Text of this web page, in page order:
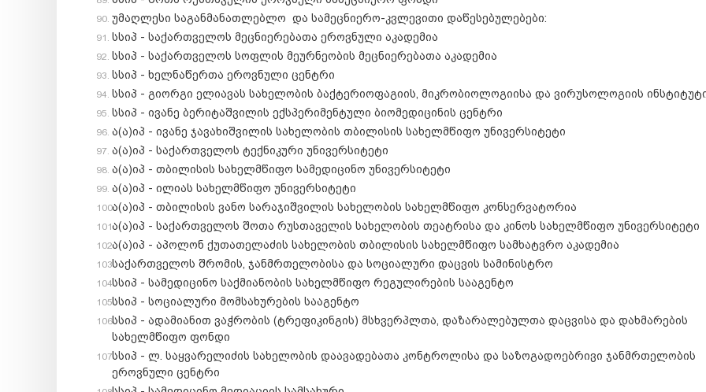
უმაღლესი საგანმანათლებლო და სამეცნიერო-კვლევითი დაწესებულებები:
სსიპ - საქართველოს მეცნიერებათა ეროვნული აკადემია
სსიპ - საქართველოს სოფლის მეურნეობის მეცნიერებათა აკადემია
სსიპ - ხელნაწერთა ეროვნული ცენტრი
სსიპ - გიორგი ელიავას სახელობის ბაქტერიოფაგიის, მიკრობიოლოგიისა და ვირუსოლოგიის
სსიპ - ივანე ბერიტაშვილის ექსპერიმენტული ბიომედიცინის ცენტრი
ა(ა)იპ - ივანე ჯავახიშვილის სახელობის თბილისის სახელმწიფო უნივერსიტეტი
ა(ა)იპ - საქართველოს ტექნიკური უნივერსიტეტი
ა(ა)იპ - თბილისის სახელმწიფო სამედიცინო უნივერსიტეტი
ა(ა)იპ - ილიას სახელმწიფო უნივერსიტეტი
ა(ა)იპ - თბილისის ვანო სარაჯიშვილის სახელობის სახელმწიფო კონსერვატორია
ა(ა)იპ - საქართველოს შოთა რუსთაველის სახელობის თეატრისა და კინოს სახელმწიფო უნივერსიტეტი
ა(ა)იპ - აპოლონ ქუთათელაძის სახელობის თბილისის სახელმწიფო სამხატვრო აკადემია
საქართველოს შრომის, ჯანმრთელობისა და სოციალური დაცვის სამინისტრო
სსიპ - სამედიცინო საქმიანობის სახელმწიფო რეგულირების სააგენტო
სსიპ - სოციალური მომსახურების სააგენტო
სსიპ - ადამიანით ვაჭრობის (ტრეფიკინგის) მსხვერპლთა, დაზარალებულთა დაცვისა და დახმარების
სახელმწიფო ფონდი
სსიპ - ლ. საყვარელიძის სახელობის დაავადებათა კონტროლისა და საზოგადოებრივი ჯანმრთელობის
ეროვნული ცენტრი